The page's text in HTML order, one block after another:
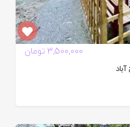
3,500,000 تومان